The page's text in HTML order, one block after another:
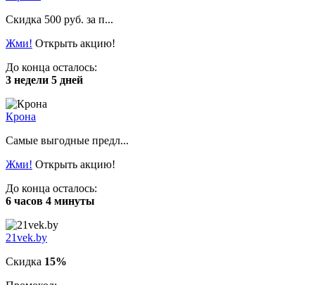
Скидка 500 руб. за п...
Жми! Открыть акцию!
До конца осталось:
3 недели 5 дней
Крона
Самые выгодные предл...
Жми! Открыть акцию!
До конца осталось:
6 часов 4 минуты
21vek.by
Скидка 15%